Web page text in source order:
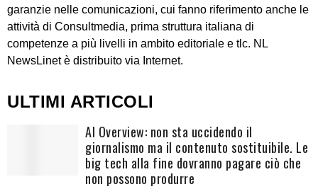
garanzie nelle comunicazioni, cui fanno riferimento anche le
attività di Consultmedia, prima struttura italiana di
competenze a più livelli in ambito editoriale e tlc. NL
NewsLinet è distribuito via Internet.
ULTIMI ARTICOLI
AI Overview: non sta uccidendo il
giornalismo ma il contenuto sostituibile. Le
big tech alla fine dovranno pagare ciò che
non possono produrre